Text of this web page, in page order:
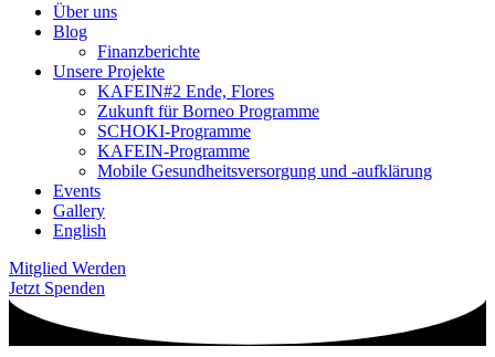
Über uns
Blog
Finanzberichte
Unsere Projekte
KAFEIN#2 Ende, Flores
Zukunft für Borneo Programme
SCHOKI-Programme
KAFEIN-Programme
Mobile Gesundheitsversorgung und -aufklärung
Events
Gallery
English
Mitglied Werden
Jetzt Spenden